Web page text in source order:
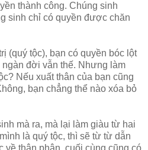
thành công. Chúng sinh
sinh chỉ có quyền được chăn
(quý tộc), bạn có quyền bóc lột
đời vẫn thế. Nhưng làm
Nếu xuất thân của bạn cũng
bạn chẳng thể nào xóa bỏ
mà ra, mà lại làm giàu từ hai
là quý tộc, thì sẽ từ từ dẫn